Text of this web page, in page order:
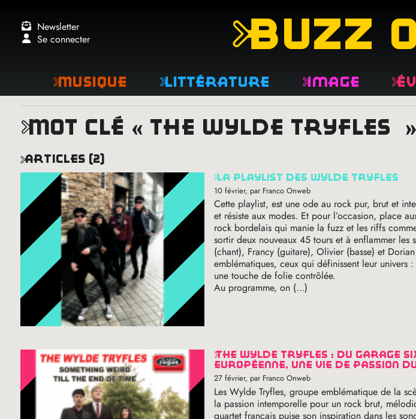
Newsletter
Se connecter
buzz
Musique Littérature Image
mot clé « the wylde tryfles »
articles (2)
la playlist des wylde tryfles
10 février, par Franco Onweb
Cette playlist, est une ode au rock pur, brut et
et résiste aux modes. Et pour l’occasion, place
rock bordelais qui manie la fuzz et les riffs
sortir deux nouveaux 45 tours et à enflammer les
(chant), Francy (guitare), Olivier (basse) et
emblématiques, ceux qui définissent leur univers
une touche de folie contrôlée.
Au programme, on (…)
the wylde tryfles : du garage sixties à la scène
européenne, une vie de passion
27 février, par Franco Onweb
Les Wylde Tryfles, groupe emblématique de la
la passion intemporelle pour un rock brut,
quartet français puise son inspiration dans les